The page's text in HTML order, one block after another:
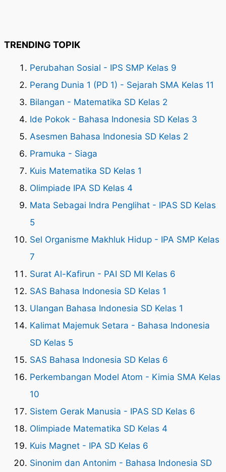
TRENDING TOPIK
Perubahan Sosial - IPS SMP Kelas 9
Perang Dunia 1 (PD 1) - Sejarah SMA Kelas 11
Bilangan - Matematika SD Kelas 2
Ide Pokok - Bahasa Indonesia SD Kelas 3
Asesmen Bahasa Indonesia SD Kelas 2
Pramuka - Siaga
Kuis Matematika SD Kelas 1
Olimpiade IPA SD Kelas 4
Mata Sebagai Indra Penglihat - IPAS SD Kelas
5
Sel Organisme Makhluk Hidup - IPA SMP Kelas
7
Surat Al-Kafirun - PAI SD MI Kelas 6
SAS Bahasa Indonesia SD Kelas 1
Ulangan Bahasa Indonesia SD Kelas 1
Kalimat Majemuk Setara - Bahasa Indonesia
SD Kelas 5
SAS Bahasa Indonesia SD Kelas 6
Perkembangan Model Atom - Kimia SMA Kelas
10
Sistem Gerak Manusia - IPAS SD Kelas 6
Olimpiade Matematika SD Kelas 4
Kuis Magnet - IPA SD Kelas 6
Sinonim dan Antonim - Bahasa Indonesia SD